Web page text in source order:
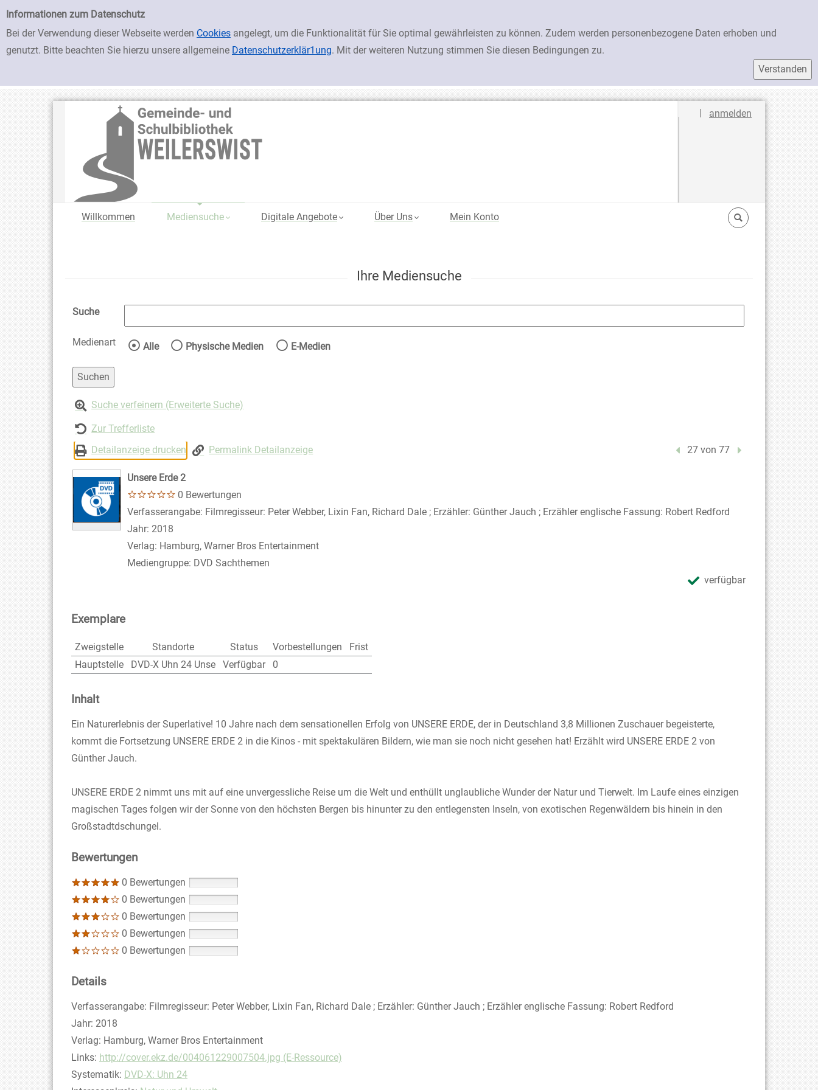
Einfache Suche
Informationen zum Datenschutz
Bei der Verwendung dieser Webseite werden Cookies angelegt, um die Funktionalität für Sie optimal gewährleisten zu können. Zudem werden personenbezogene Daten erhoben und
genutzt. Bitte beachten Sie hierzu unsere allgemeine Datenschutzerklär1ung. Mit der weiteren Nutzung stimmen Sie diesen Bedingungen zu.
zur Navigation springen
zum Inhalt springen
Zur Detailanzeige springen
Sprache auswählen
| anmelden
Willkommen Mediensuche Digitale Angebote Über Uns Mein Konto
Ihre Mediensuche
Suche
Medienart Wählen Sie die Medienart nach der Sie suchen wollen.
Alle Physische Medien E-Medien
Suche verfeinern (Erweiterte Suche)
Zur Trefferliste
Detailanzeige drucken
Permalink Detailanzeige Vorheriger Treffer
27 von 77 Nächster Treffer
Unsere Erde 2
0 Bewertungen
Suche nach diesem Verfasser
Verfasserangabe: Filmregisseur: Peter Webber, Lixin Fan, Richard Dale ; Erzähler: Günther Jauch ; Erzähler englische Fassung: Robert Redford
Jahr: 2018
Verlag: Hamburg, Warner Bros Entertainment
Mediengruppe: DVD Sachthemen
verfügbar
Exemplare
Zweigstelle Standorte Status Vorbestellungen
Frist
Hauptstelle
DVD-X Uhn 24 Unse Verfügbar 0
Inhalt
Ein Naturerlebnis der Superlative! 10 Jahre nach dem sensationellen Erfolg von UNSERE ERDE, der in Deutschland 3,8 Millionen Zuschauer begeisterte,
kommt die Fortsetzung UNSERE ERDE 2 in die Kinos - mit spektakulären Bildern, wie man sie noch nicht gesehen hat! Erzählt wird UNSERE ERDE 2 von
Günther Jauch.
UNSERE ERDE 2 nimmt uns mit auf eine unvergessliche Reise um die Welt und enthüllt unglaubliche Wunder der Natur und Tierwelt. Im Laufe eines einzigen
magischen Tages folgen wir der Sonne von den höchsten Bergen bis hinunter zu den entlegensten Inseln, von exotischen Regenwäldern bis hinein in den
Großstadtdschungel.
Bewertungen
0 Bewertungen
0 Bewertungen
0 Bewertungen
0 Bewertungen
0 Bewertungen
Details
Suche nach diesem Verfasser
Verfasserangabe: Filmregisseur: Peter Webber, Lixin Fan, Richard Dale ; Erzähler: Günther Jauch ; Erzähler englische Fassung: Robert Redford
Jahr: 2018
Verlag: Hamburg, Warner Bros Entertainment
opens in new tab
Links: Diesen Link in neuem Tab öffnen
http://cover.ekz.de/004061229007504.jpg (E-Ressource)
Systematik: Suche nach dieser Systematik
DVD-X: Uhn 24